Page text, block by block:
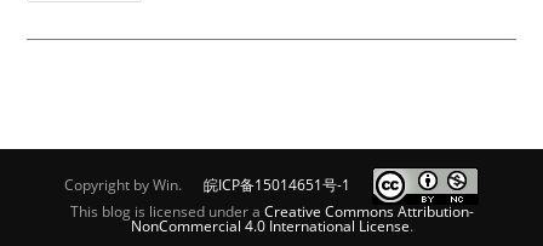
Copyright by Win. 皖ICP备15014651号-1
This blog is licensed under a Creative Commons Attribution-
NonCommercial 4.0 International License.